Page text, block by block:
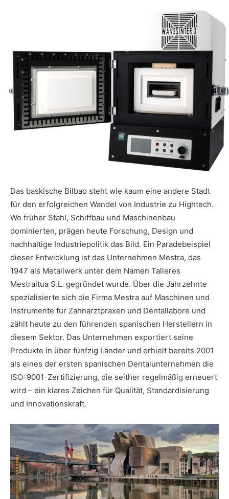
Das baskische Bilbao steht wie kaum eine andere Stadt
für den erfolgreichen Wandel von Industrie zu Hightech.
Wo früher Stahl, Schiffbau und Maschinenbau
dominierten, prägen heute Forschung, Design und
nachhaltige Industriepolitik das Bild. Ein Paradebeispiel
dieser Entwicklung ist das Unternehmen Mestra, das
1947 als Metallwerk unter dem Namen Talleres
Mestraitua S.L. gegründet wurde. Über die Jahrzehnte
spezialisierte sich die Firma Mestra auf Maschinen und
Instrumente für Zahnarztpraxen und Dentallabore und
zählt heute zu den führenden spanischen Herstellern in
diesem Sektor. Das Unternehmen exportiert seine
Produkte in über fünfzig Länder und erhielt bereits 2001
als eines der ersten spanischen Dentalunternehmen die
ISO-9001-Zertifizierung, die seither regelmäßig erneuert
wird – ein klares Zeichen für Qualität, Standardisierung
und Innovationskraft.